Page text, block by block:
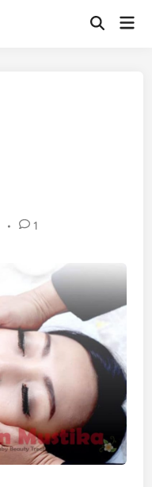
Open
• 1